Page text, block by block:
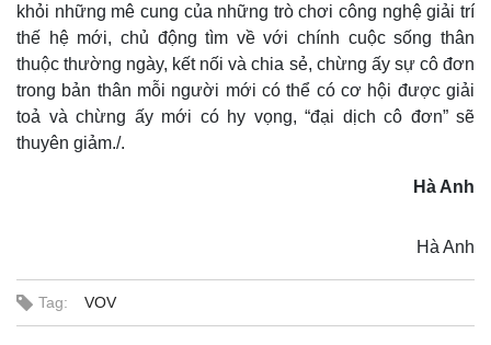
Văn hóa
Sân khấu - Điện ảnh
Văn học
Âm nhạc
Di sản
Giải trí
Nghệ sĩ
Thời trang
Sao Việt
khỏi những mê cung của những trò chơi công nghệ giải trí
thế hệ mới, chủ động tìm về với chính cuộc sống thân
thuộc thường ngày, kết nối và chia sẻ, chừng ấy sự cô đơn
trong bản thân mỗi người mới có thể có cơ hội được giải
toả và chừng ấy mới có hy vọng, “đại dịch cô đơn” sẽ
thuyên giảm./.
Hà Anh
Hà Anh
Tag: VOV